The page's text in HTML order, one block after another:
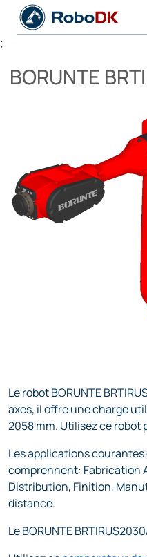
;
BORUNTE
Le robot BORUNTE
axes, il offre une charge
2058 mm. Utilisez ce
Les applications courantes
comprennent: Fabrication
Distribution, Finition,
distance.
Le BORUNTE